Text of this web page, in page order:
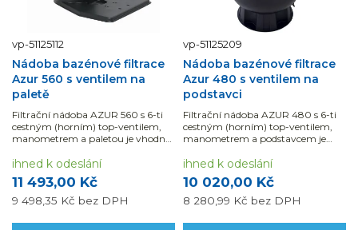
vp-51125112
Nádoba bazénové filtrace
Azur 560 s ventilem na
paletě
Filtrační nádoba AZUR 560 s 6-ti
cestným (horním) top-ventilem,
manometrem a paletou je vhodná
11 493,00 Kč
9 498,35 Kč bez DPH
ihned k odeslání
vp-51125209
Nádoba bazénové filtrace
Azur 480 s ventilem na
podstavci
Filtrační nádoba AZUR 480 s 6-ti
cestným (horním) top-ventilem,
manometrem a podstavcem je
10 020,00 Kč
8 280,99 Kč bez DPH
ihned k odeslání